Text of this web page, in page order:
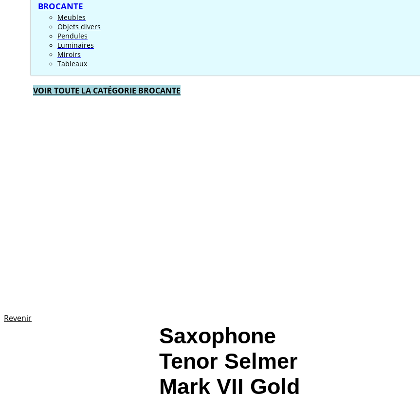
BROCANTE
Meubles
Objets divers
Pendules
Luminaires
Miroirs
Tableaux
VOIR TOUTE LA CATÉGORIE BROCANTE
Revenir
Saxophone
Tenor Selmer
Mark VII Gold